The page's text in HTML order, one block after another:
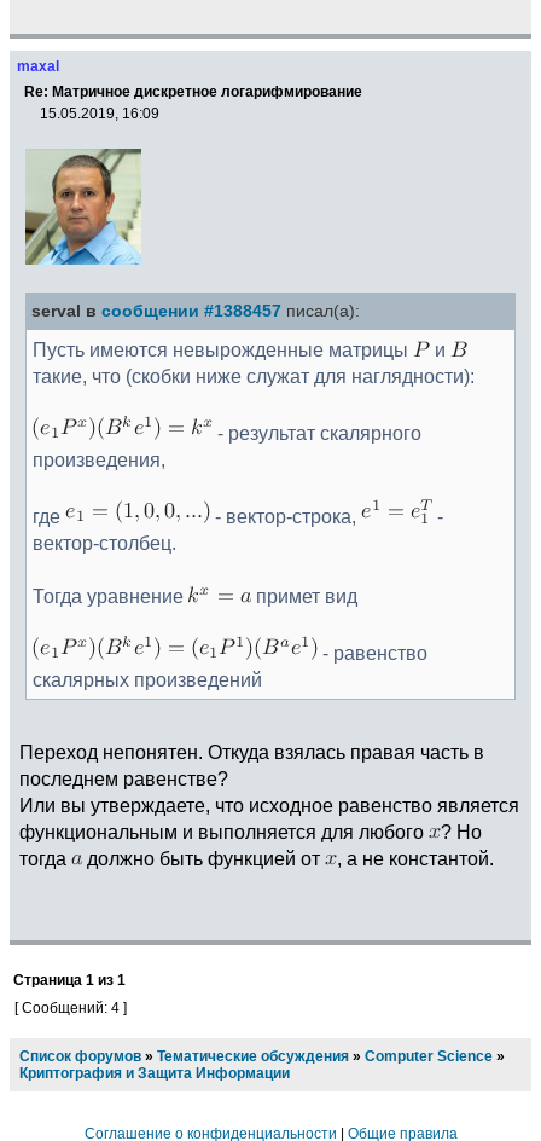
maxal
Re: Матричное дискретное логарифмирование
15.05.2019, 16:09
serval в сообщении #1388457 писал(а):
Пусть имеются невырожденные матрицы
и
такие, что (скобки ниже служат для наглядности):
- результат скалярного
произведения,
где - вектор-строка,
-
вектор-столбец.
Тогда уравнение примет вид
- равенство
скалярных произведений
Переход непонятен. Откуда взялась правая часть в
последнем равенстве?
Или вы утверждаете, что исходное равенство является
функциональным и выполняется для любого
? Но
тогда
должно быть функцией от , а не константой.
Страница 1 из 1
[ Сообщений: 4 ]
Список форумов » Тематические обсуждения » Computer Science »
Криптография и Защита Информации
Соглашение о конфиденциальности Общие правила